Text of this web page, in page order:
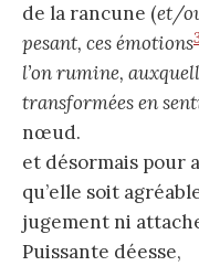
de la rancune (et/
pesant, ces émotions
l’on rumine,
transformées en
nœud.
et désormais pour
qu’elle soit
jugement ni
Puissante déesse,